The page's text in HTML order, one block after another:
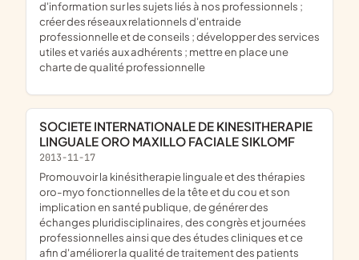
d'information sur les sujets liés à nos professionnels ;
créer des réseaux relationnels d'entraide
professionnelle et de conseils ; développer des services
utiles et variés aux adhérents ; mettre en place une
charte de qualité professionnelle
SOCIETE INTERNATIONALE DE KINESITHERAPIE
LINGUALE ORO MAXILLO FACIALE SIKLOMF
2013-11-17
promouvoir la kinésitherapie linguale et des thérapies
oro-myo fonctionnelles de la tête et du cou et son
implication en santé publique, de générer des
échanges pluridisciplinaires, des congrès et journées
professionnelles ainsi que des études cliniques et ce
afin d'améliorer la qualité de traitement des patients